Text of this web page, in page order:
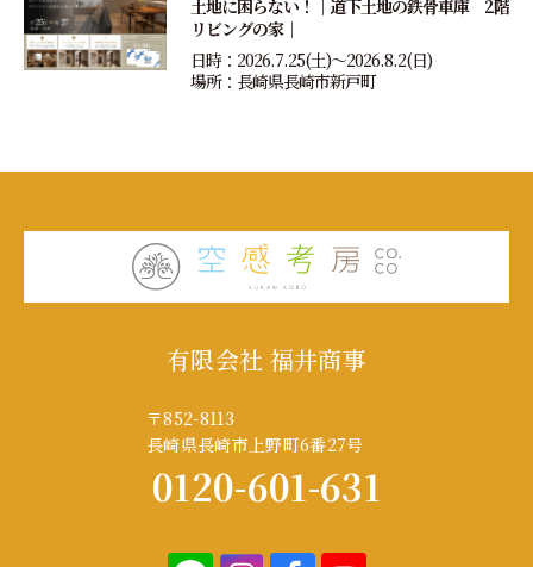
土地に困らない！｜道下土地の鉄骨車庫 2階
リビングの家｜
日時：2026.7.25(土)〜2026.8.2(日)
場所：長崎県長崎市新戸町
有限会社 福井商事
〒852-8113
長崎県長崎市上野町6番27号
0120-601-631